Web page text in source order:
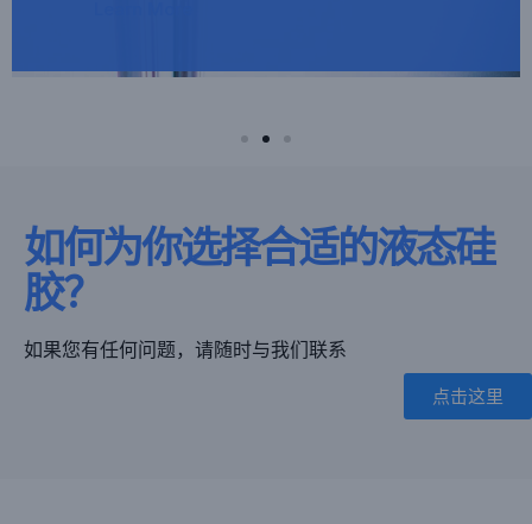
如何为你选择合适的液态硅
胶？
如果您有任何问题，请随时与我们联系
点击这里